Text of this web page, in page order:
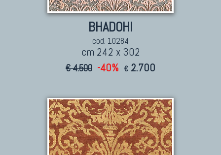
BHADOHI
cod. 10284
cm 242 x 302
€ 4.500 -40% € 2.700